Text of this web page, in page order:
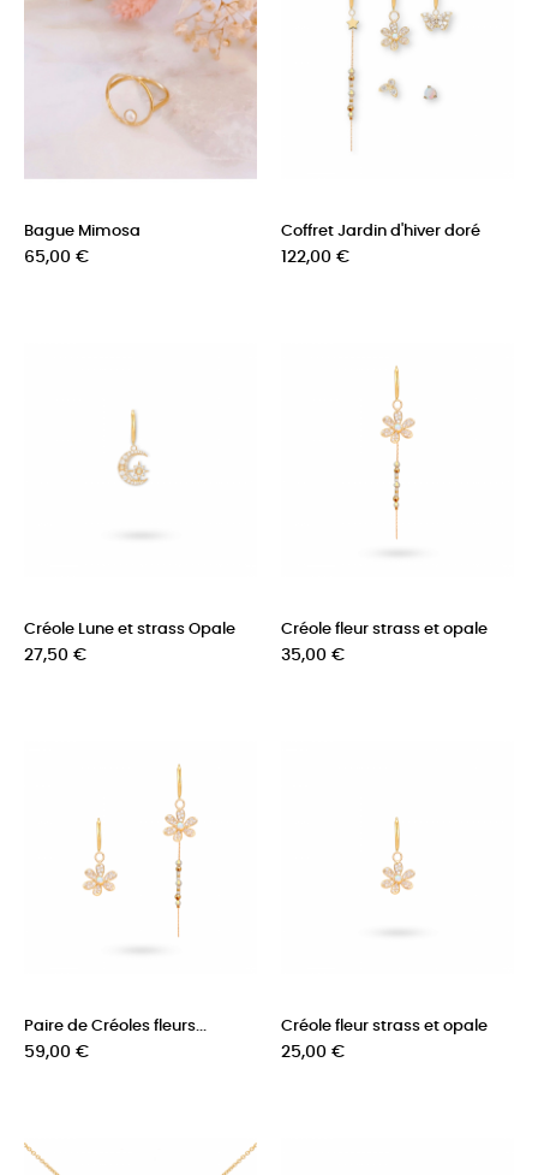
Bague Mimosa
Prix
65,00 €
Coffret Jardin d'hiver doré
Prix
122,00 €
Créole Lune et strass Opale
Prix
27,50 €
Créole fleur strass et opale
Prix
35,00 €
Paire de Créoles fleurs...
Prix
59,00 €
Créole fleur strass et opale
Prix
25,00 €